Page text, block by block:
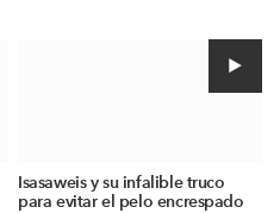
Isasaweis y su infalible truco
para evitar el pelo encrespado